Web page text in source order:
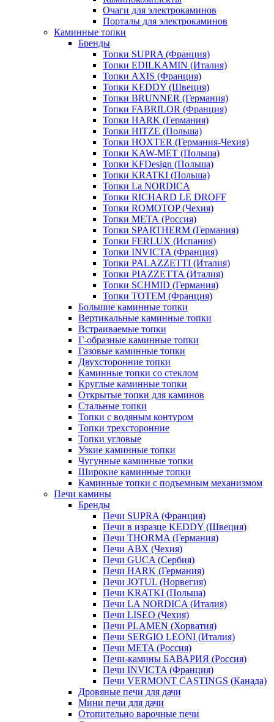
Очаги для электрокаминов
Порталы для электрокаминов
Каминные топки
Бренды
Топки SUPRA (Франция)
Топки EDILKAMIN (Италия)
Топки AXIS (Франция)
Топки KEDDY (Швеция)
Топки BRUNNER (Германия)
Топки FABRILOR (Франция)
Топки HARK (Германия)
Топки HITZE (Польша)
Топки HOXTER (Германия-Чехия)
Топки KAW-MET (Польша)
Топки KFDesign (Польша)
Топки KRATKI (Польша)
Топки La NORDICA
Топки RICHARD LE DROFF
Топки ROMOTOP (Чехия)
Топки МЕТА (Россия)
Топки SPARTHERM (Германия)
Топки FERLUX (Испания)
Топки INVICTA (Франция)
Топки PALAZZETTI (Италия)
Топки PIAZZETTA (Италия)
Топки SCHMID (Германия)
Топки TOTEM (Франция)
Большие каминные топки
Вертикальные каминные топки
Встраиваемые топки
Г-образные каминные топки
Газовые каминные топки
Двухсторонние топки
Каминные топки со стеклом
Круглые каминные топки
Открытые топки для каминов
Стальные топки
Топки с водяным контуром
Топки трехсторонние
Топки угловые
Узкие каминные топки
Чугунные каминные топки
Широкие каминные топки
Каминные топки с подъемным механизмом
Печи камины
Бренды
Печи SUPRA (Франция)
Печи в изразце KEDDY (Швеция)
Печи THORMA (Германия)
Печи ABX (Чехия)
Печи GUCA (Сербия)
Печи HARK (Германия)
Печи JOTUL (Норвегия)
Печи KRATKI (Польша)
Печи LA NORDICA (Италия)
Печи LISEO (Чехия)
Печи PLAMEN (Хорватия)
Печи SERGIO LEONI (Италия)
Печи META (Россия)
Печи-камины БАВАРИЯ (Россия)
Печи INVICTA (Франция)
Печи VERMONT CASTINGS (Канада)
Дровяные печи для дачи
Мини печи для дачи
Отопительно варочные печи